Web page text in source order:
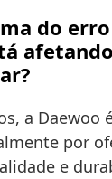
do erro
a Daewoo
por
e